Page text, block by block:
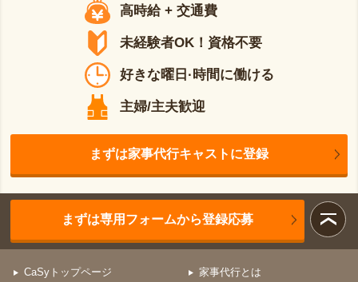
高時給 + 交通費
未経験者OK！資格不要
好きな曜日·時間に働ける
主婦/主夫歓迎
まずは家事代行キャストに登録
まずは専用フォームから登録応募
CaSyトップページ
家事代行とは